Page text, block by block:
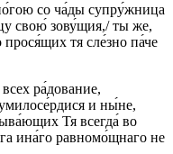
со ча́ды супру́жница
свою́ зову́щия,/ ты же,
тя сле́зно па́че
ра́дование,
и ны́не,
Тя всегда́ во
ина́го равномо́щнаго не